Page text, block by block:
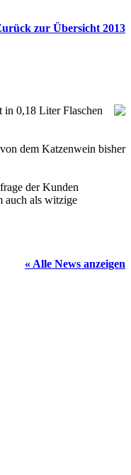
zur Übersicht 2013
in 0,18 Liter Flaschen
dem Katzenwein bisher
der Kunden
auch als witzige
« Alle News anzeigen